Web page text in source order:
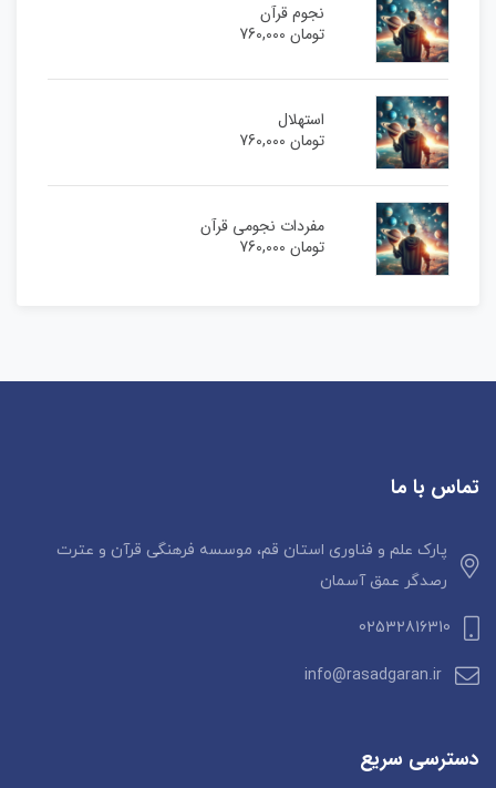
نجوم قرآن
تومان760,000
استهلال
تومان760,000
مفردات نجومی قرآن
تومان760,000
تماس با ما
پارک علم و فناوری استان قم، موسسه فرهنگی قرآن و عترت
رصدگر عمق آسمان
02532816310
info@rasadgaran.ir
دسترسی سریع